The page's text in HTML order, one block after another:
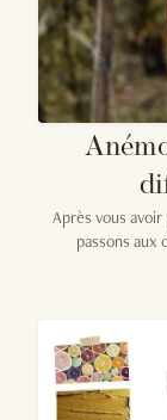
Après vous
passons aux